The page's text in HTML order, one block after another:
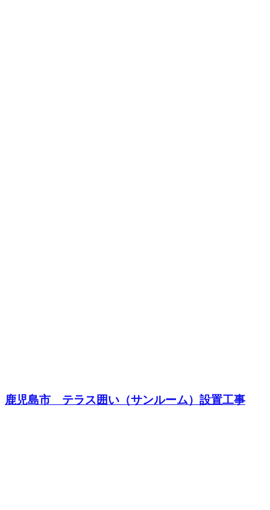
鹿児島市 テラス囲い（サンルーム）設置工事